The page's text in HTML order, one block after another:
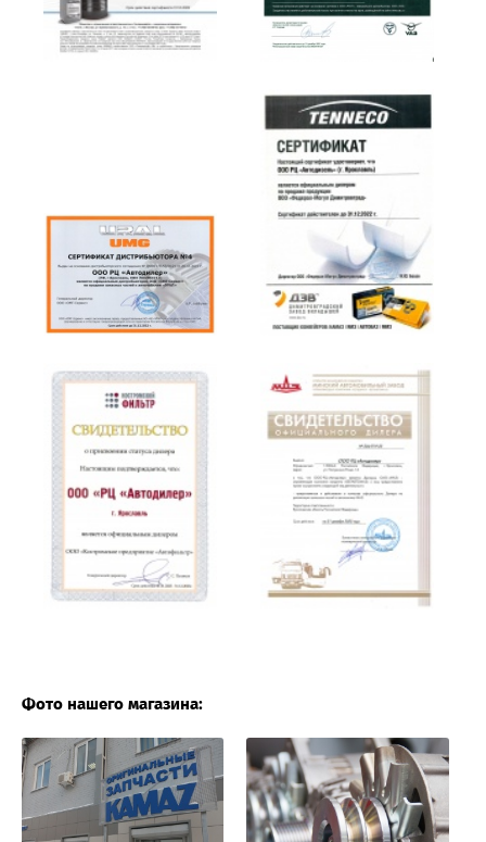
Фото нашего магазина: